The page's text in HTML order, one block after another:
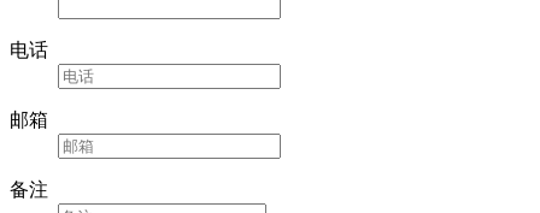
电话
邮箱
备注